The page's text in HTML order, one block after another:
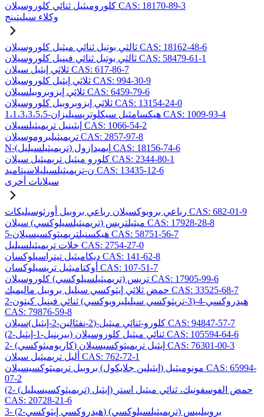
كلوروميثيل ثنائي كلوروسيلان CAS: 18170-89-3
وكلاء سيليتينج
ثالثي بوتيل ثنائي ميثيل كلوروسيلان CAS: 18162-48-6
ثالثي بوتيل ثنائي فينيل كلوروسيلان CAS: 58479-61-1
ثلاثي إيثيل سيلان CAS: 617-86-7
ثلاثي إيثيل كلوروسيلان CAS: 994-30-9
ثلاثي إيزوبروبيلسيلان CAS: 6459-79-6
ثلاثي إيزوبروبيل كلوروسيلان CAS: 13154-24-0
1،1،3،3،5،5-هيكسامثيل سيكلوتريسيليزان CAS: 1009-93-4
إيثينيل تريميثيلسيلان CAS: 1066-54-2
تريميثيلبروموسيلان CAS: 2857-97-8
N-(تريميثيلسيليل) إيميدازول CAS: 18156-74-6
كلورو ميثيل تريميثيل سيلان CAS: 2344-80-1
ن-تريميثيلسيليلاسيتاميد CAS: 13435-12-6
سيلانات أخرى
رباعي بروبوكسيلان رباعي بروبيل أورثوسيليكات CAS: 682-01-9
ميثيلتريس (تريميثيلسيلوكسي) سيلان CAS: 17928-28-8
5-هيكسنيلتريميثوكسيسيلان CAS: 58751-56-7
خلات تريميثيلسيليل CAS: 2754-27-0
ديكاميثيل تيتراسيلوكسان CAS: 141-62-8
أوكتاميثيل تريسيلوكسان CAS: 107-51-7
تريس (تريميثيلسيلوكسي) كلوروسيلان CAS: 17905-99-6
حمض ثلاثي إيثوكسي سيليل بروبيل ماليميك CAS: 33525-68-7
2-هيدروكسي-4-(3-تريثوكسي سيليلبروبوكسي) ثنائي فينيل كيتون
CAS: 79876-59-8
كلورو-ثنائي ميثيل-(2-نفثالين-2-إيثيل)سيلان CAS: 94847-57-7
(2-بيرينيل-1-إيثيل) ثنائي ميثيل كلوروسيلان CAS: 105594-64-6
2- (كاربوميثوكسي) إيثيل تريميثوكسيسيلان CAS: 76301-00-3
أليل تريميثيل سيلان CAS: 762-72-1
مونوميثيل (إيثيلين جلايكول) بروبيل تريميثوكسيسيلان CAS: 65994-
07-2
(2- (تريميثوكسيسيليل) إيثيل) حمض الفوسفونيك، ثنائي ميثيل استر
CAS: 20728-21-6
3- (2-هيدروكسي إيثوكسي) بروبيلبيس (تريميثيلسيلوكسي)